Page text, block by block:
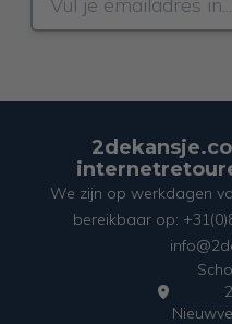
We zijn op werkdagen
bereikbaar op: